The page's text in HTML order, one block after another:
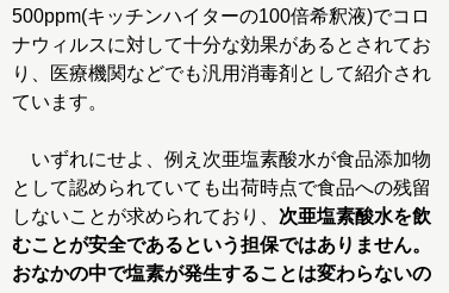
500ppm(キッチンハイターの100倍希釈液)でコロ
ナウィルスに対して十分な効果があるとされてお
り、医療機関などでも汎用消毒剤として紹介され
ています。
いずれにせよ、例え次亜塩素酸水が食品添加物
として認められていても出荷時点で食品への残留
しないことが求められており、 次亜塩素酸水を飲
むことが安全であるという担保ではありません。
おなかの中で塩素が発生することは変わらないの